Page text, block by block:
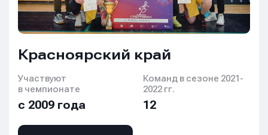
Красноярский край
Участвуют
в чемпионате
с 2009 года
Команд в сезоне 2021-
2022 гг.
12